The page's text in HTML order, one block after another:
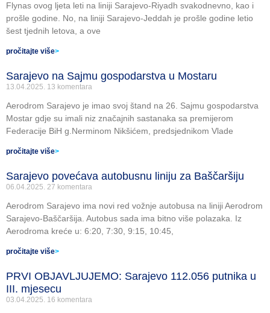
Flynas ovog ljeta leti na liniji Sarajevo-Riyadh svakodnevno, kao i
prošle godine. No, na liniji Sarajevo-Jeddah je prošle godine letio
šest tjednih letova, a ove
pročitajte više>
Sarajevo na Sajmu gospodarstva u Mostaru
13.04.2025. 13 komentara
Aerodrom Sarajevo je imao svoj štand na 26. Sajmu gospodarstva
Mostar gdje su imali niz značajnih sastanaka sa premijerom
Federacije BiH g.Nerminom Nikšićem, predsjednikom Vlade
pročitajte više>
Sarajevo povećava autobusnu liniju za Baščaršiju
06.04.2025. 27 komentara
Aerodrom Sarajevo ima novi red vožnje autobusa na liniji Aerodrom
Sarajevo-Baščaršija. Autobus sada ima bitno više polazaka. Iz
Aerodroma kreće u: 6:20, 7:30, 9:15, 10:45,
pročitajte više>
PRVI OBJAVLJUJEMO: Sarajevo 112.056 putnika u
III. mjesecu
03.04.2025. 16 komentara